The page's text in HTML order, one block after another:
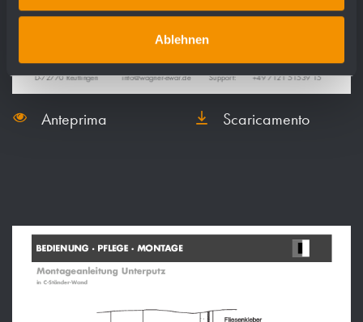
Ablehnen
Anteprima Scaricamento